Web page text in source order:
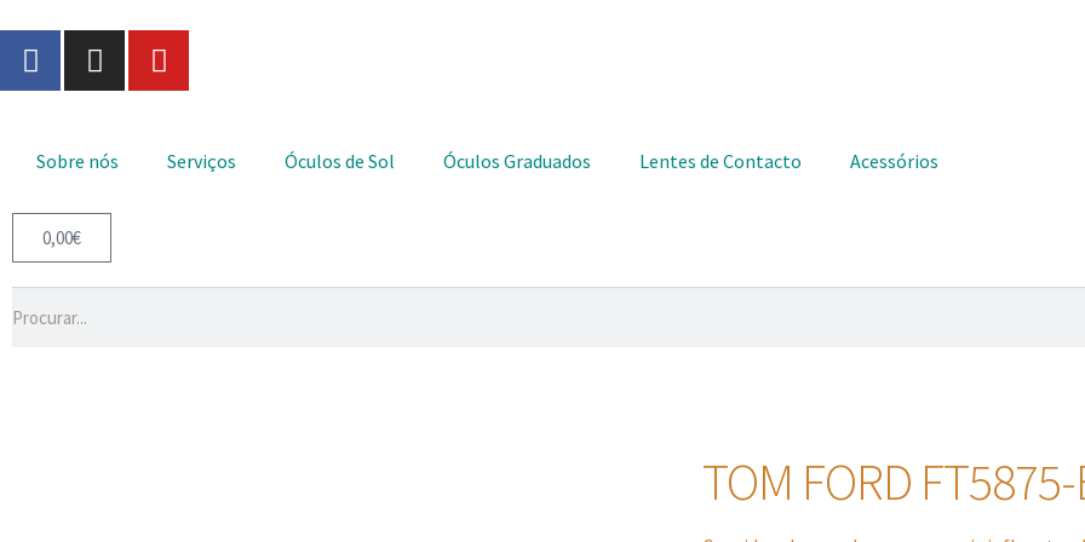
Sobre nós Serviços Óculos de Sol Óculos Graduados Lentes de Contacto Acessórios
0,00€
TOM FORD